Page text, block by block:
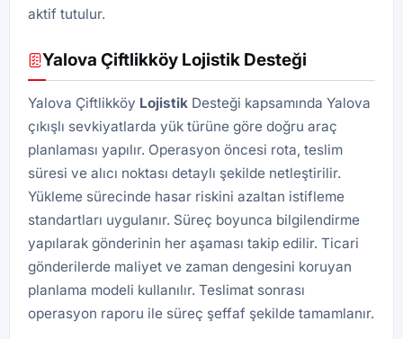
aktif tutulur.
Yalova Çiftlikköy Lojistik Desteği
Yalova Çiftlikköy Lojistik Desteği kapsamında Yalova
çıkışlı sevkiyatlarda yük türüne göre doğru araç
planlaması yapılır. Operasyon öncesi rota, teslim
süresi ve alıcı noktası detaylı şekilde netleştirilir.
Yükleme sürecinde hasar riskini azaltan istifleme
standartları uygulanır. Süreç boyunca bilgilendirme
yapılarak gönderinin her aşaması takip edilir. Ticari
gönderilerde maliyet ve zaman dengesini koruyan
planlama modeli kullanılır. Teslimat sonrası
operasyon raporu ile süreç şeffaf şekilde tamamlanır.